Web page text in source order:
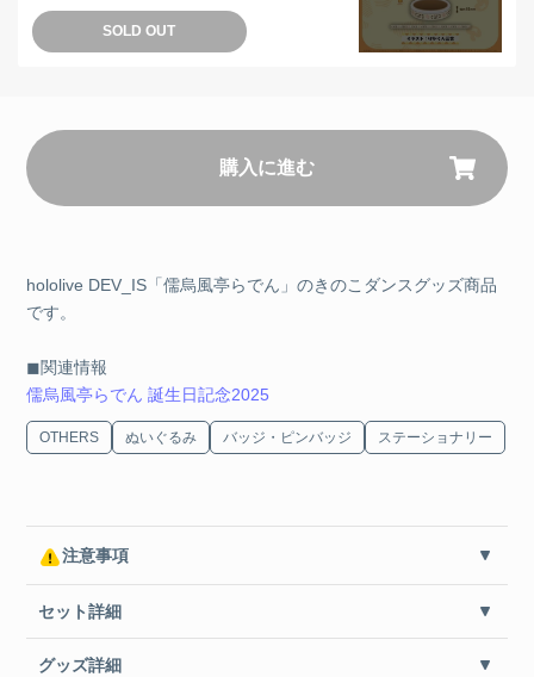
SOLD OUT
購入に進む
hololive DEV_IS「儒烏風亭らでん」のきのこダンスグッズ商品
です。
◼︎関連情報
儒烏風亭らでん 誕生日記念2025
OTHERS ぬいぐるみ バッジ・ピンバッジ ステーショナリー
注意事項
セット詳細
グッズ詳細